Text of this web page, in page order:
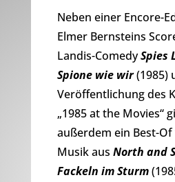
Neben einer Encore-
Elmer Bernsteins
Landis-ComedySpies
Spione wie wir(1985)
Veröffentlichung des
„1985 at the Movies“
außerdem ein Best-Of
Musik aus North and
Fackeln im Sturm